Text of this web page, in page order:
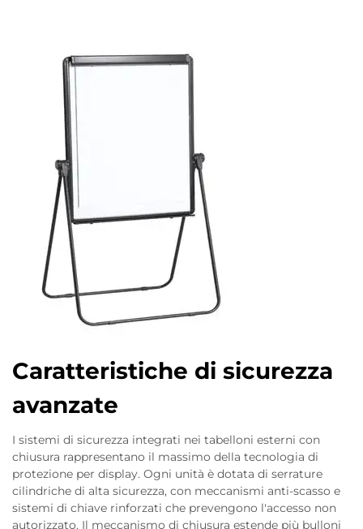
Caratteristiche di sicurezza
avanzate
I sistemi di sicurezza integrati nei tabelloni esterni con
chiusura rappresentano il massimo della tecnologia di
protezione per display. Ogni unità è dotata di serrature
cilindriche di alta sicurezza, con meccanismi anti-scasso e
sistemi di chiave rinforzati che prevengono l'accesso non
autorizzato. Il meccanismo di chiusura estende più bulloni